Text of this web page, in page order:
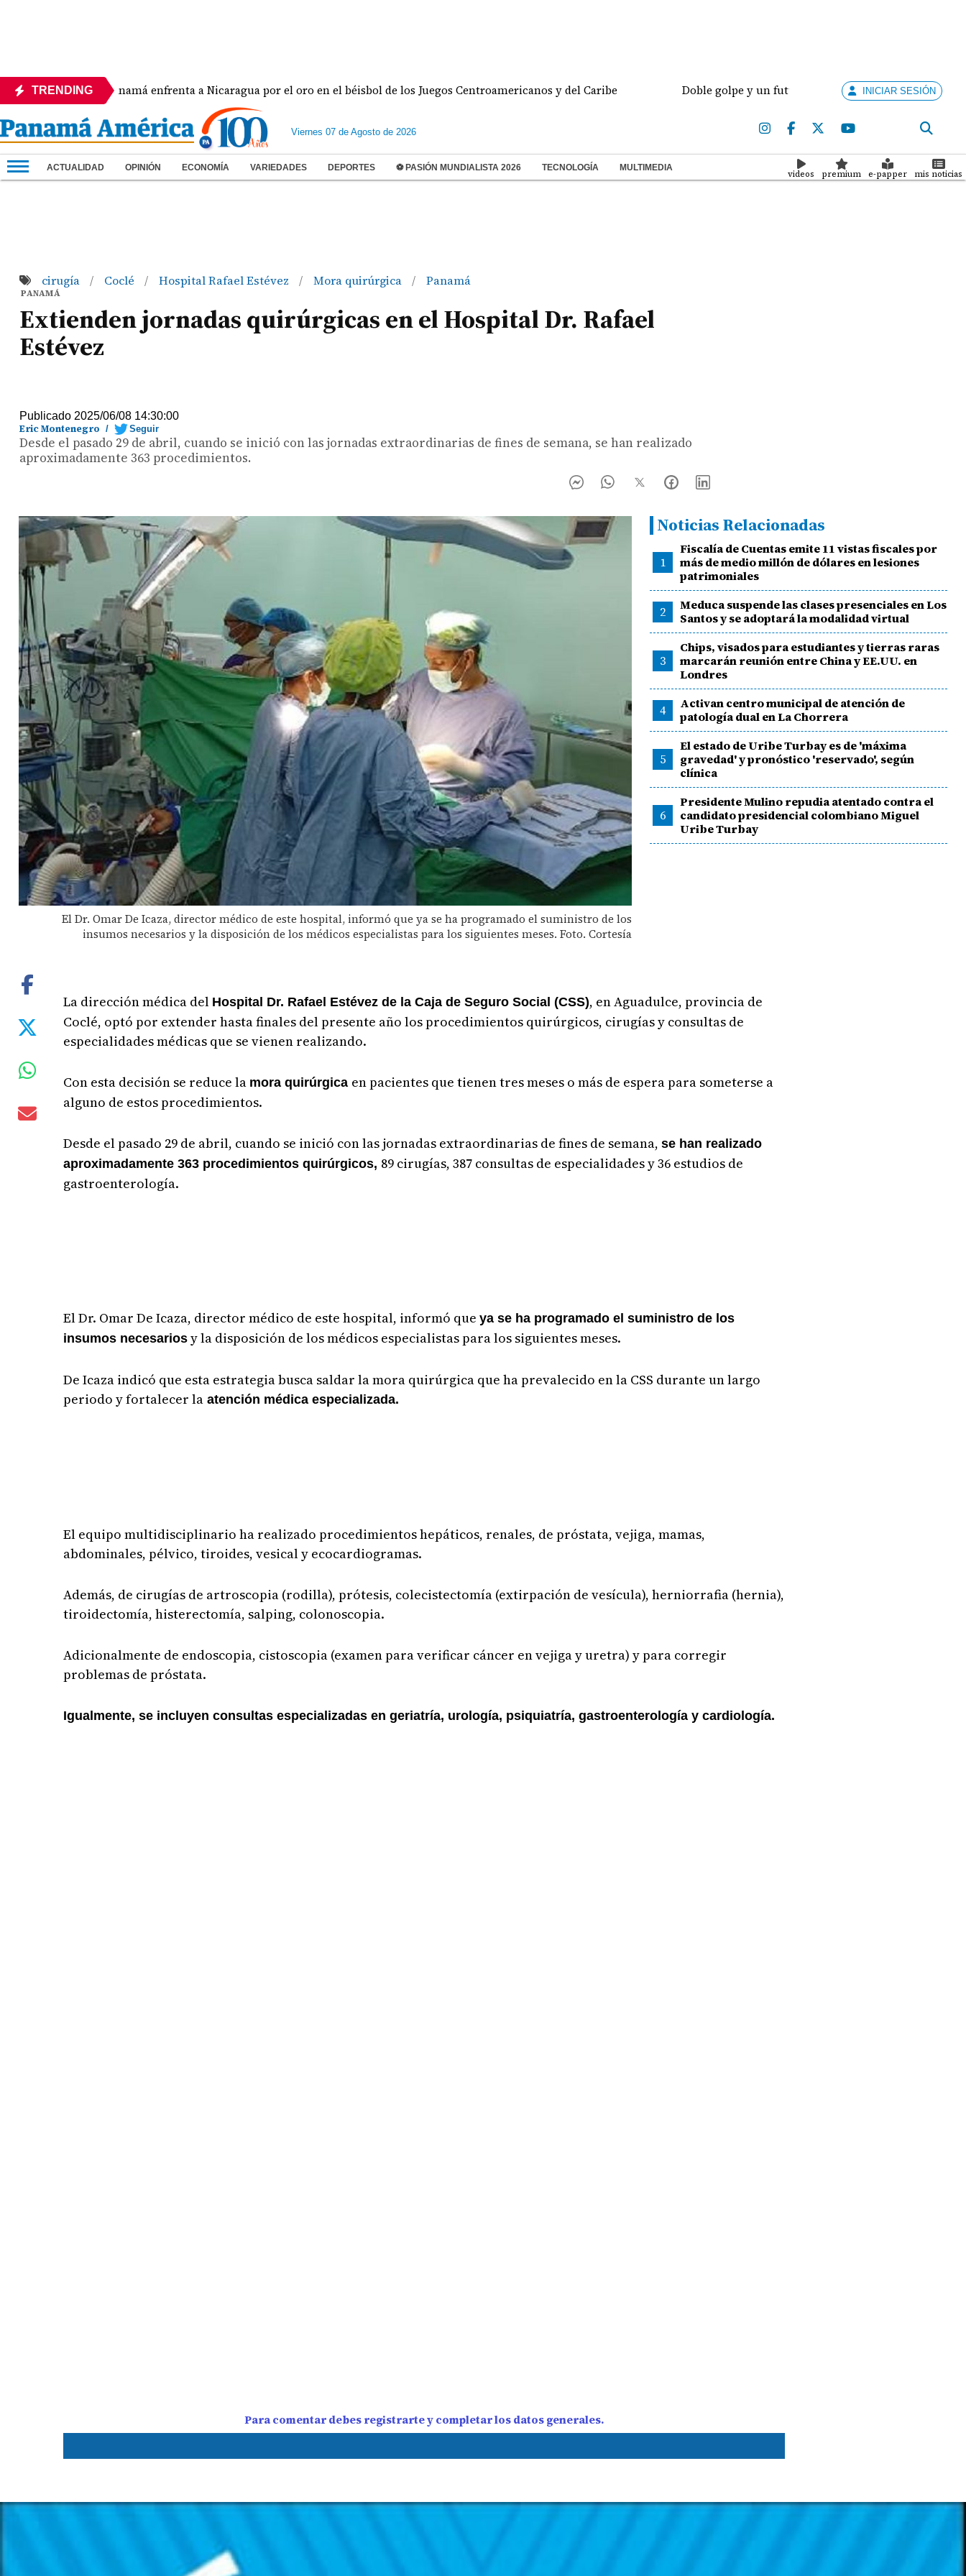
TRENDING
Panamá enfrenta a Nicaragua por el oro en el béisbol de los Juegos Centroamericanos y del Caribe Doble golpe y un futuro por revisar Meduca activa
INICIAR SESIÓN
Viernes 07 de Agosto de 2026
ACTUALIDAD OPINIÓN ECONOMÍA VARIEDADES DEPORTES ⚽ PASIÓN MUNDIALISTA 2026 TECNOLOGÍA MULTIMEDIA
videos premium e-papper mis noticias
cirugía / Coclé / Hospital Rafael Estévez / Mora quirúrgica / Panamá
PANAMÁ
Extienden jornadas quirúrgicas en el Hospital Dr. Rafael
Estévez
Publicado 2025/06/08 14:30:00
Eric Montenegro / Seguir
Desde el pasado 29 de abril, cuando se inició con las jornadas extraordinarias de fines de semana, se han realizado
aproximadamente 363 procedimientos.
El Dr. Omar De Icaza, director médico de este hospital, informó que ya se ha programado el suministro de los
insumos necesarios y la disposición de los médicos especialistas para los siguientes meses. Foto. Cortesía
Noticias Relacionadas
1
Fiscalía de Cuentas emite 11 vistas fiscales por
más de medio millón de dólares en lesiones
patrimoniales
2
Meduca suspende las clases presenciales en Los
Santos y se adoptará la modalidad virtual
3
Chips, visados para estudiantes y tierras raras
marcarán reunión entre China y EE.UU. en
Londres
4
Activan centro municipal de atención de
patología dual en La Chorrera
5
El estado de Uribe Turbay es de 'máxima
gravedad' y pronóstico 'reservado', según
clínica
6
Presidente Mulino repudia atentado contra el
candidato presidencial colombiano Miguel
Uribe Turbay
La dirección médica del Hospital Dr. Rafael Estévez de la Caja de Seguro Social (CSS), en Aguadulce, provincia de
Coclé, optó por extender hasta finales del presente año los procedimientos quirúrgicos, cirugías y consultas de
especialidades médicas que se vienen realizando.
Con esta decisión se reduce la mora quirúrgica en pacientes que tienen tres meses o más de espera para someterse a
alguno de estos procedimientos.
Desde el pasado 29 de abril, cuando se inició con las jornadas extraordinarias de fines de semana,se han realizado
aproximadamente 363 procedimientos quirúrgicos, 89 cirugías, 387 consultas de especialidades y 36 estudios de
gastroenterología.
El Dr. Omar De Icaza, director médico de este hospital, informó queya se ha programado el suministro de los
insumos necesarios y la disposición de los médicos especialistas para los siguientes meses.
De Icaza indicó que esta estrategia busca saldar la mora quirúrgica que ha prevalecido en la CSS durante un largo
periodo y fortalecer la atención médica especializada.
El equipo multidisciplinario ha realizado procedimientos hepáticos, renales, de próstata, vejiga, mamas,
abdominales, pélvico, tiroides, vesical y ecocardiogramas.
Además, de cirugías de artroscopia (rodilla), prótesis, colecistectomía (extirpación de vesícula), herniorrafia (hernia),
tiroidectomía, histerectomía, salping, colonoscopia.
Adicionalmente de endoscopia, cistoscopia (examen para verificar cáncer en vejiga y uretra) y para corregir
problemas de próstata.
Igualmente, se incluyen consultas especializadas en geriatría, urología, psiquiatría, gastroenterología y cardiología.
Para comentar debes registrarte y completar los datos generales.